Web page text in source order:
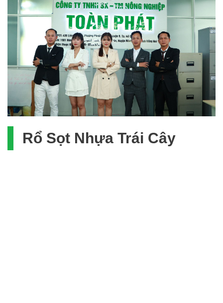
Rổ Sọt Nhựa Trái Cây